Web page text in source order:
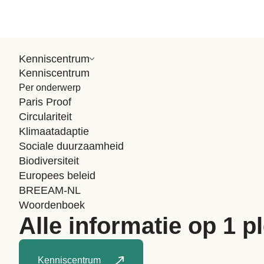
Kenniscentrum
Kenniscentrum
Per onderwerp
Paris Proof
Circulariteit
Klimaatadaptie
Sociale duurzaamheid
Biodiversiteit
Europees beleid
BREEAM-NL
Woordenboek
Alle informatie op 1
Kenniscentrum
de geplande